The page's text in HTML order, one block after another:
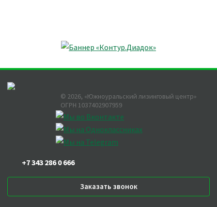
© 2026, «Южноуральский лизинговый центр»
ОГРН 1037402907959
+7 343 286 0 666
Заказать звонок